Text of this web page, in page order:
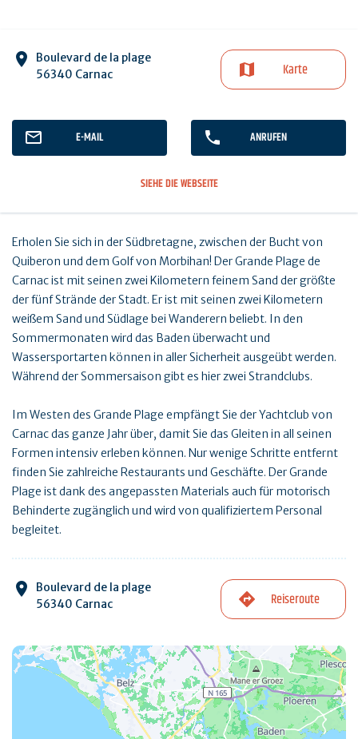
Boulevard de la plage
56340 Carnac
Karte
E-MAIL ANRUFEN
SIEHE DIE WEBSEITE
Erholen Sie sich in der Südbretagne, zwischen der Bucht von
Quiberon und dem Golf von Morbihan! Der Grande Plage de
Carnac ist mit seinen zwei Kilometern feinem Sand der größte
der fünf Strände der Stadt. Er ist mit seinen zwei Kilometern
weißem Sand und Südlage bei Wanderern beliebt. In den
Sommermonaten wird das Baden überwacht und
Wassersportarten können in aller Sicherheit ausgeübt werden.
Während der Sommersaison gibt es hier zwei Strandclubs.
Im Westen des Grande Plage empfängt Sie der Yachtclub von
Carnac das ganze Jahr über, damit Sie das Gleiten in all seinen
Formen intensiv erleben können. Nur wenige Schritte entfernt
finden Sie zahlreiche Restaurants und Geschäfte. Der Grande
Plage ist dank des angepassten Materials auch für motorisch
Behinderte zugänglich und wird von qualifiziertem Personal
begleitet.
Boulevard de la plage
56340 Carnac
Reiseroute